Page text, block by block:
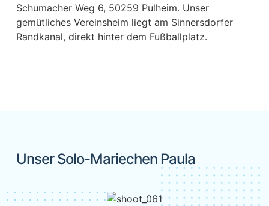
Schumacher Weg 6, 50259 Pulheim. Unser
gemütliches Vereinsheim liegt am Sinnersdorfer
Randkanal, direkt hinter dem Fußballplatz.
Unser Solo-Mariechen Paula